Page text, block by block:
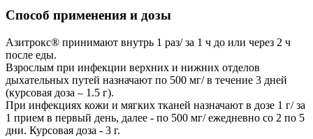
Способ применения и дозы
Азитрокс® принимают внутрь 1 раз/ за 1 ч до или через 2 ч
после еды.
Взрослым при инфекции верхних и нижних отделов
дыхательных путей назначают по 500 мг/ в течение 3 дней
(курсовая доза – 1.5 г).
При инфекциях кожи и мягких тканей назначают в дозе 1 г/ за
1 прием в первый день, далее - по 500 мг/ ежедневно со 2 по 5
дни. Курсовая доза - 3 г.